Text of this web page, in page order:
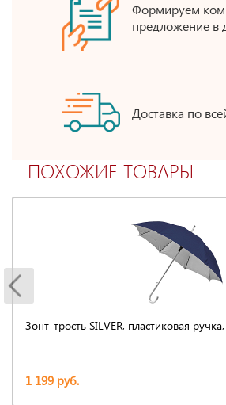
Формируем
предложение в
Доставка по
ПОХОЖИЕ ТОВАРЫ
Зонт-трость SILVER, пластиковая
1 199 руб.